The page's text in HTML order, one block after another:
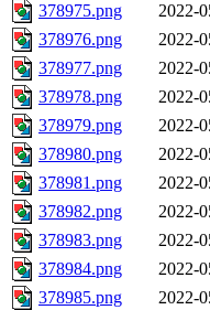
378975.png
2022-
378976.png
2022-
378977.png
2022-
378978.png
2022-
378979.png
2022-
378980.png
2022-
378981.png
2022-
378982.png
2022-
378983.png
2022-
378984.png
2022-
378985.png
2022-